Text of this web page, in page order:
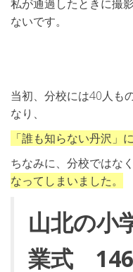
私が通過したときに撮
ないです。
当初、分校には40人も
なり、
「誰も知らない丹沢」
ちなみに、分校ではな
なってしまいました。
山北の小
業式 146